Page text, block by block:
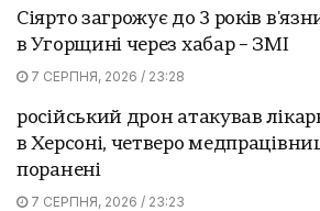
Сіярто загрожує до 3 років
в Угорщині через хабар – ЗМІ
7 СЕРПНЯ, 2026 / 23:28
російський дрон атакував
в Херсоні, четверо
поранені
7 СЕРПНЯ, 2026 / 23:23